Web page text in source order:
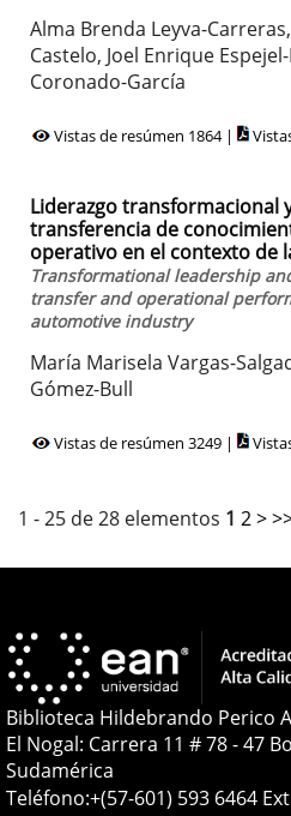
Alma Brenda Leyva-
Castelo, Joel Enrique
Coronado-García
Vistas de resúmen 1864 |
Liderazgo transformacional
transferencia de
operativo en el contexto de
Transformational leadership
transfer and operational
automotive industry
María Marisela Vargas-
Gómez-Bull
Vistas de resúmen 3249 |
1 - 25 de 28 elementos 1 2>
Biblioteca Hildebrando Perico
El Nogal: Carrera 11 # 78 - 47
Sudamérica
Teléfono:+(57-601) 593 6464